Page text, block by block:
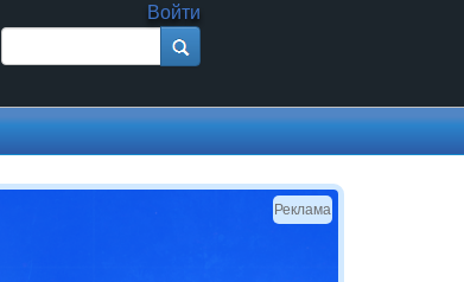
Войти
Форма поиска
Реклама